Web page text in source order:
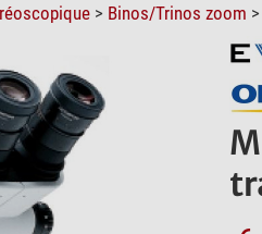
> Binos/Trinos zoom >